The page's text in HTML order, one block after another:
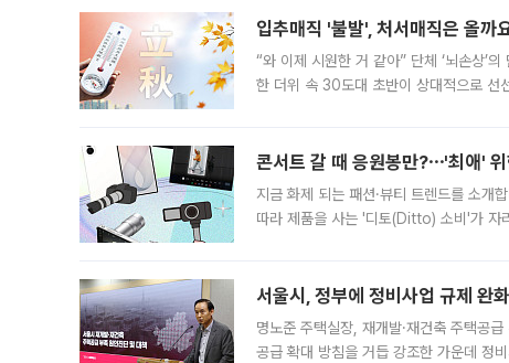
입추매직 '불발', 처서매직은 올까
“와 이제 시원한 거 같아” 단체 ‘뇌손상’
한 더위 속 30도대 초반이 상대적으로 선
콘서트 갈 때 응원봉만?⋯'최애'
지금 화제 되는 패션·뷰티 트렌드를 소개
따라 제품을 사는 '디토(Ditto) 소비'가 자
서울시, 정부에 정비사업 규제
명노준 주택실장, 재개발·재건축 주택공
공급 확대 방침을 거듭 강조한 가운데 정